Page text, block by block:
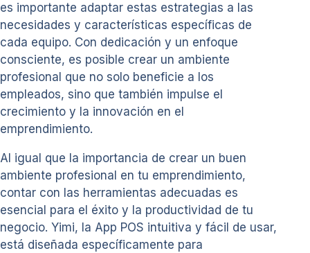
es importante adaptar estas estrategias a las
necesidades y características específicas de
cada equipo. Con dedicación y un enfoque
consciente, es posible crear un ambiente
profesional que no solo beneficie a los
empleados, sino que también impulse el
crecimiento y la innovación en el
emprendimiento.
Al igual que la importancia de crear un buen
ambiente profesional en tu emprendimiento,
contar con las herramientas adecuadas es
esencial para el éxito y la productividad de tu
negocio. Yimi, la App POS intuitiva y fácil de usar,
está diseñada específicamente para